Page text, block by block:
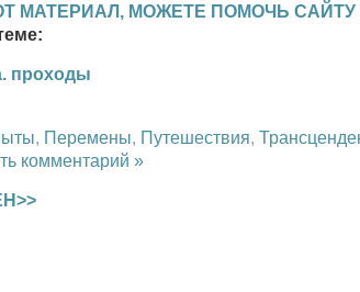
МАТЕРИАЛ, МОЖЕТЕ ПОМОЧЬ САЙТУ
проходы
, Перемены, Путешествия,
комментарий »